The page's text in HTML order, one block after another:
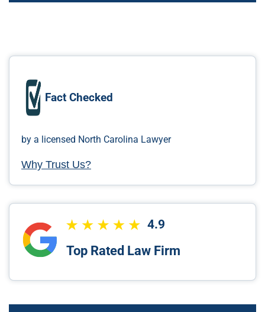
Fact Checked
by a licensed North Carolina Lawyer
Why Trust Us?
4.9
Top Rated Law Firm